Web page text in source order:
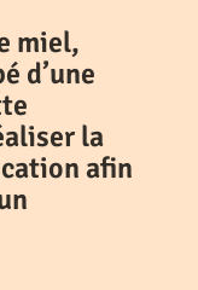
miel,
d’une
la
afin